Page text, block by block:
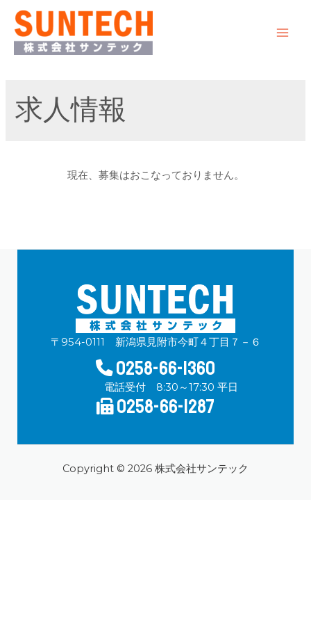
求人情報
現在、募集はおこなっておりません。
〒954-0111 新潟県見附市今町４丁目７－６
0258-66-1360
電話受付 8:30～17:30 平日
0258-66-1287
Copyright © 2026 株式会社サンテック